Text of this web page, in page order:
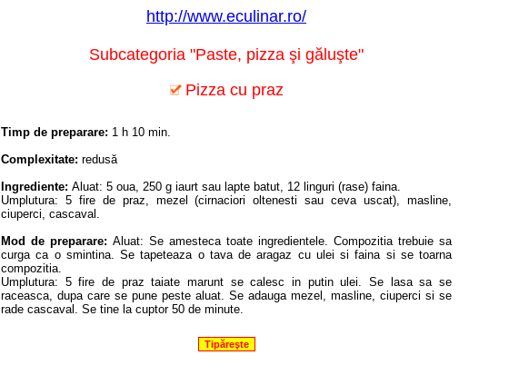
http://www.eculinar.ro/
Subcategoria "Paste, pizza şi găluşte"
Pizza cu praz
Timp de preparare: 1 h 10 min.
Complexitate: redusă
Ingrediente: Aluat: 5 oua, 250 g iaurt sau lapte batut, 12 linguri (rase) faina.
Umplutura: 5 fire de praz, mezel (cirnaciori oltenesti sau ceva uscat), masline,
ciuperci, cascaval.
Mod de preparare: Aluat: Se amesteca toate ingredientele. Compozitia trebuie sa
curga ca o smintina. Se tapeteaza o tava de aragaz cu ulei si faina si se toarna
compozitia.
Umplutura: 5 fire de praz taiate marunt se calesc in putin ulei. Se lasa sa se
raceasca, dupa care se pune peste aluat. Se adauga mezel, masline, ciuperci si se
rade cascaval. Se tine la cuptor 50 de minute.